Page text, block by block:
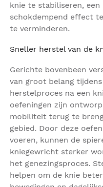
knie te stabiliseren, een
schokdempend effect
te verminderen.
Sneller herstel van de
Gerichte bovenbeen
van groot belang
herstelproces na een
oefeningen zijn
mobiliteit terug te
gebied. Door deze
voeren, kunnen de
kniegewricht sterker
het genezingsproces.
helpen om de knie